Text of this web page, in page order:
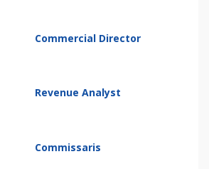
Commercial Director
Revenue Analyst
Commissaris